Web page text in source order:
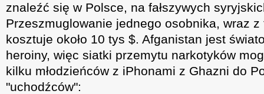
znaleźć się w Polsce, na fałszywych
Przeszmuglowanie jednego osobnika, wraz z
kosztuje około 10 tys $. Afganistan jest
heroiny, więc siatki przemytu narkotyków
kilku młodzieńców z iPhonami z Ghazni do
"uchodźców":